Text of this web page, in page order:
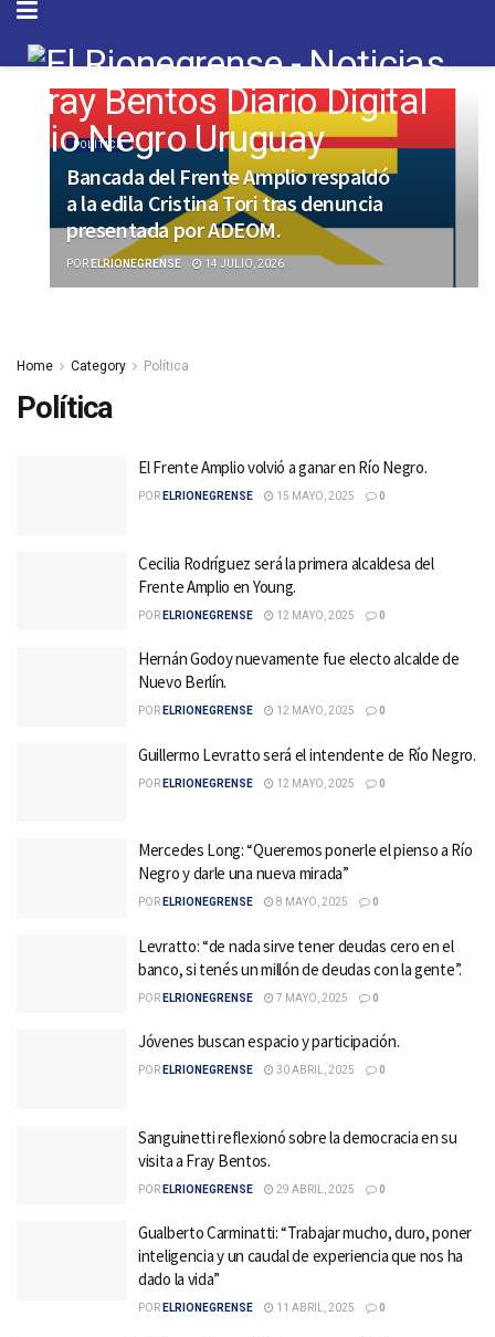
POLÍTICA
Bancada del Frente Amplio respaldó
a la edila Cristina Tori tras denuncia
presentada por ADEOM.
POR ELRIONEGRENSE 14 JULIO, 2026
Home Category Política
Política
El Frente Amplio volvió a ganar en Río Negro.
POR ELRIONEGRENSE 15 MAYO, 2025 0
Cecilia Rodríguez será la primera alcaldesa del
Frente Amplio en Young.
POR ELRIONEGRENSE 12 MAYO, 2025 0
Hernán Godoy nuevamente fue electo alcalde de
Nuevo Berlín.
POR ELRIONEGRENSE 12 MAYO, 2025 0
Guillermo Levratto será el intendente de Río Negro.
POR ELRIONEGRENSE 12 MAYO, 2025 0
Mercedes Long: “Queremos ponerle el pienso a Río
Negro y darle una nueva mirada”
POR ELRIONEGRENSE 8 MAYO, 2025 0
Levratto: “de nada sirve tener deudas cero en el
banco, si tenés un millón de deudas con la gente”.
POR ELRIONEGRENSE 7 MAYO, 2025 0
Jóvenes buscan espacio y participación.
POR ELRIONEGRENSE 30 ABRIL, 2025 0
Sanguinetti reflexionó sobre la democracia en su
visita a Fray Bentos.
POR ELRIONEGRENSE 29 ABRIL, 2025 0
Gualberto Carminatti: “Trabajar mucho, duro, poner
inteligencia y un caudal de experiencia que nos ha
dado la vida”
POR ELRIONEGRENSE 11 ABRIL, 2025 0